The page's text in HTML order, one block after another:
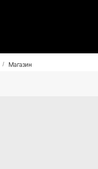
/ Магазин